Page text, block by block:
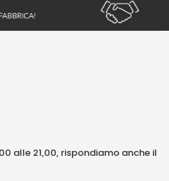
alle 21,00, rispondiamo anche il